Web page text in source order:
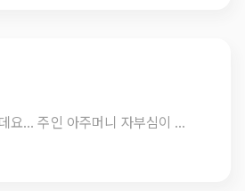
한가지 메뉴만 고집하는 집이었는데요... 주인 아주머니 자부심이 대단하더라구요. 35년동안 해 왔다고...